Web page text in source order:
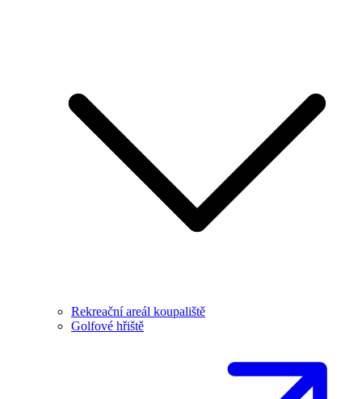
Rekreační areál koupaliště
Golfové hřiště